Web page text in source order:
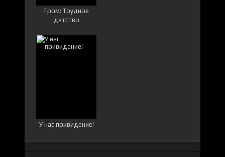
Гром: Трудное
детство
У нас привидение!